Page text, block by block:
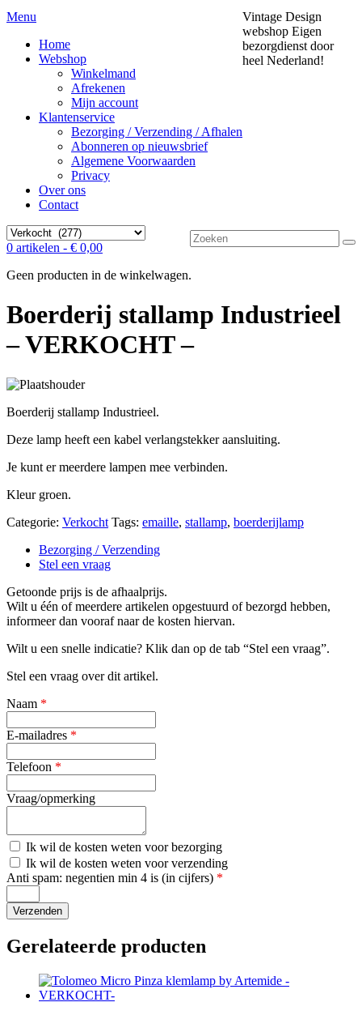
Menu
Home
Webshop
Winkelmand
Afrekenen
Mijn account
Klantenservice
Bezorging / Verzending / Afhalen
Abonneren op nieuwsbrief
Algemene Voorwaarden
Privacy
Over ons
Contact
Zoek
naar:
Vintage Design
webshop Eigen
bezorgdienst door
heel Nederland!
0 artikelen - € 0,00
Geen producten in de winkelwagen.
Boerderij stallamp Industrieel
– VERKOCHT –
Boerderij stallamp Industrieel.
Deze lamp heeft een kabel verlangstekker aansluiting.
Je kunt er meerdere lampen mee verbinden.
Kleur groen.
Categorie: Verkocht Tags: emaille, stallamp, boerderijlamp
Bezorging / Verzending
Stel een vraag
Getoonde prijs is de afhaalprijs.
Wilt u één of meerdere artikelen opgestuurd of bezorgd hebben,
informeer dan vooraf naar de kosten hiervan.
Wilt u een snelle indicatie? Klik dan op de tab “Stel een vraag”.
Stel een vraag over dit artikel.
Naam *
E-mailadres *
Telefoon *
Vraag/opmerking
Kosten
bezorging
Ik wil de kosten weten voor bezorging
Kosten
verzending
Ik wil de kosten weten voor verzending
Anti spam: negentien min 4 is (in cijfers) *
Gerelateerde producten